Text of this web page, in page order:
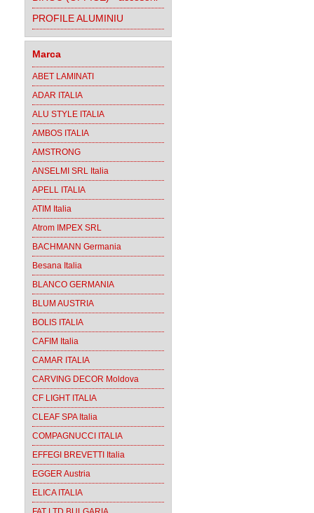
PROFILE ALUMINIU
Marca
ABET LAMINATI
ADAR ITALIA
ALU STYLE ITALIA
AMBOS ITALIA
AMSTRONG
ANSELMI SRL Italia
APELL ITALIA
ATIM Italia
Atrom IMPEX SRL
BACHMANN Germania
Besana Italia
BLANCO GERMANIA
BLUM AUSTRIA
BOLIS ITALIA
CAFIM Italia
CAMAR ITALIA
CARVING DECOR Moldova
CF LIGHT ITALIA
CLEAF SPA Italia
COMPAGNUCCI ITALIA
EFFEGI BREVETTI Italia
EGGER Austria
ELICA ITALIA